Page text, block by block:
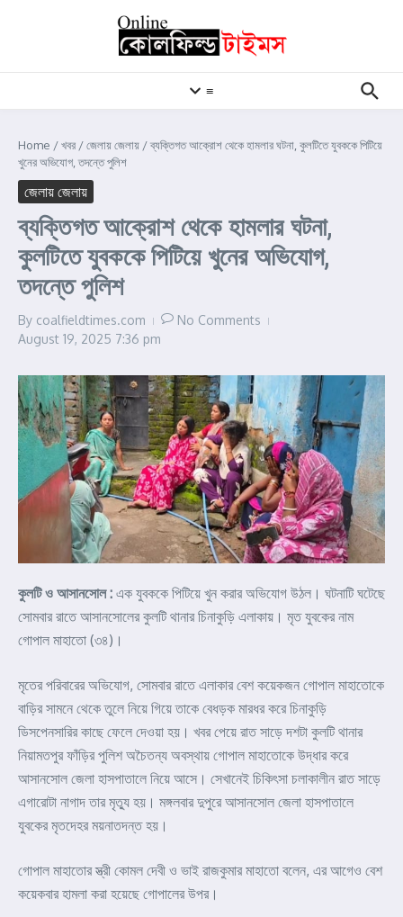
≡
Home /খবর /জেলায় জেলায় /ব্যক্তিগত আক্রোশ থেকে হামলার ঘটনা, কুলটিতে যুবককে পিটিয়ে
খুনের অভিযোগ, তদন্তে পুলিশ
জেলায় জেলায়
ব্যক্তিগত আক্রোশ থেকে হামলার ঘটনা,
কুলটিতে যুবককে পিটিয়ে খুনের অভিযোগ,
তদন্তে পুলিশ
By coalfieldtimes.com
No Comments
August 19, 2025 7:36 pm
কুলটি ও আসানসোল : এক যুবককে পিটিয়ে খুন করার অভিযোগ উঠল। ঘটনাটি ঘটেছে
সোমবার রাতে আসানসোলের কুলটি থানার চিনাকুড়ি এলাকায়। মৃত যুবকের নাম
গোপাল মাহাতো (৩৪)।
মৃতের পরিবারের অভিযোগ, সোমবার রাতে এলাকার বেশ কয়েকজন গোপাল মাহাতোকে
বাড়ির সামনে থেকে তুলে নিয়ে গিয়ে তাকে বেধড়ক মারধর করে চিনাকুড়ি
ডিসপেনসারির কাছে ফেলে দেওয়া হয়। খবর পেয়ে রাত সাড়ে দশটা কুলটি থানার
নিয়ামতপুর ফাঁড়ির পুলিশ অচৈতন্য অবস্থায় গোপাল মাহাতোকে উদ্ধার করে
আসানসোল জেলা হাসপাতালে নিয়ে আসে। সেখানেই চিকিৎসা চলাকালীন রাত সাড়ে
এগারোটা নাগাদ তার মৃত্যু হয়। মঙ্গলবার দুপুরে আসানসোল জেলা হাসপাতালে
যুবকের মৃতদেহর ময়নাতদন্ত হয়।
গোপাল মাহাতোর স্ত্রী কোমল দেবী ও ভাই রাজকুমার মাহাতো বলেন, এর আগেও বেশ
কয়েকবার হামলা করা হয়েছে গোপালের উপর।